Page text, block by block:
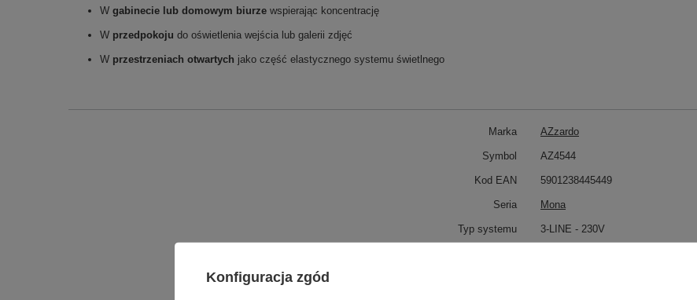
W gabinecie lub domowym biurze wspierając koncentrację
W przedpokoju do oświetlenia wejścia lub galerii zdjęć
W przestrzeniach otwartych jako część elastycznego systemu świetlnego
Marka AZzardo
Symbol AZ4544
Kod EAN 5901238445449
Seria Mona
Typ systemu 3-LINE - 230V
Konfiguracja zgód